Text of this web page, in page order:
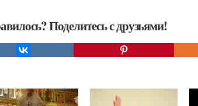
Поделитесь с друзьями!